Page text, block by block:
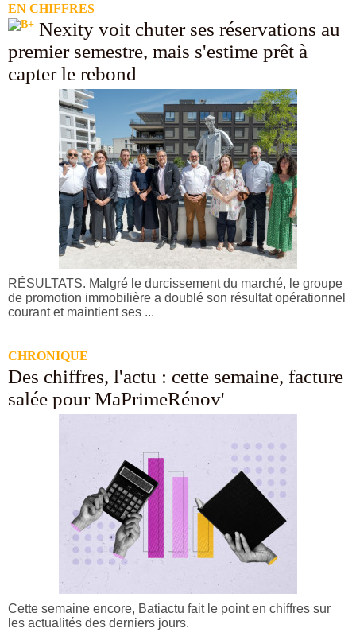
EN CHIFFRES
Nexity voit chuter ses réservations au
premier semestre, mais s'estime prêt à
capter le rebond
RÉSULTATS. Malgré le durcissement du marché, le groupe
de promotion immobilière a doublé son résultat opérationnel
courant et maintient ses ...
CHRONIQUE
Des chiffres, l'actu : cette semaine, facture
salée pour MaPrimeRénov'
Cette semaine encore, Batiactu fait le point en chiffres sur
les actualités des derniers jours.